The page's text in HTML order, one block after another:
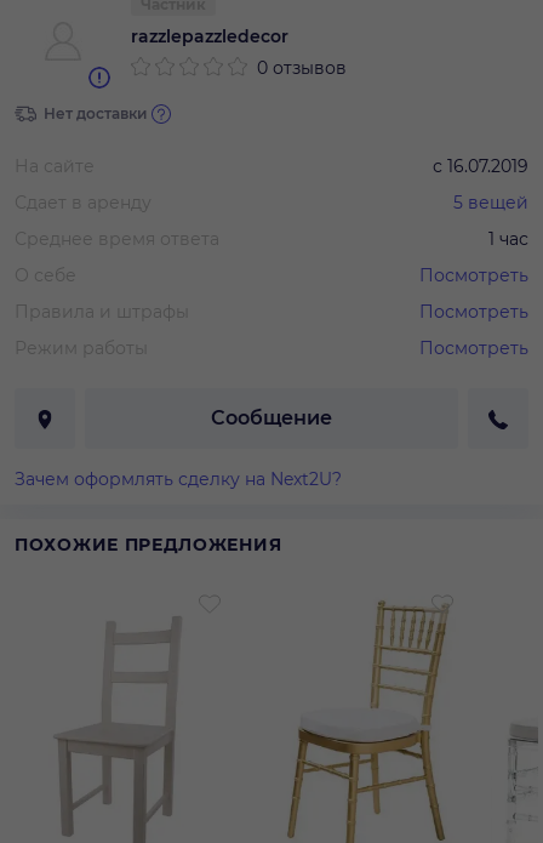
razzlepazzledecor
0 отзывов
Нет доставки
На сайте с 16.07.2019
Сдает в аренду
5 вещей
Среднее время ответа
1 час
О себе
Посмотреть
Правила и штрафы
Посмотреть
Режим работы
Посмотреть
Сообщение
Зачем оформлять сделку на Next2U?
ПОХОЖИЕ ПРЕДЛОЖЕНИЯ